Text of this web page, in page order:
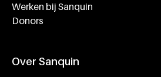
Werken bij Sanquin
Donors
Over Sanquin